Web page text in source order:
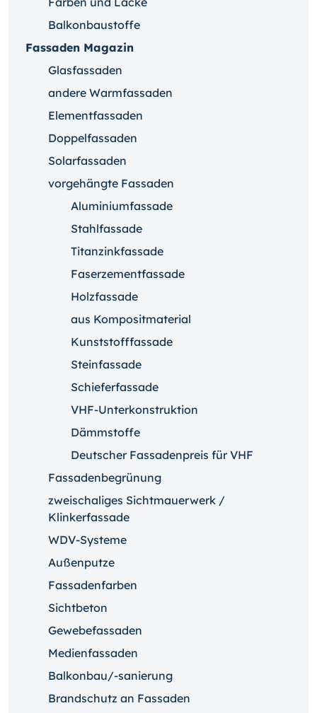
Balkonbaustoffe
Fassaden Magazin
Glasfassaden
andere Warmfassaden
Elementfassaden
Doppelfassaden
Solarfassaden
vorgehängte Fassaden
Aluminiumfassade
Stahlfassade
Titanzinkfassade
Faserzementfassade
Holzfassade
aus Kompositmaterial
Kunststofffassade
Steinfassade
Schieferfassade
VHF-Unterkonstruktion
Dämmstoffe
Deutscher Fassadenpreis für VHF
Fassadenbegrünung
zweischaliges Sichtmauerwerk /
Klinkerfassade
WDV-Systeme
Außenputze
Fassadenfarben
Sichtbeton
Gewebefassaden
Medienfassaden
Balkonbau/-sanierung
Brandschutz an Fassaden